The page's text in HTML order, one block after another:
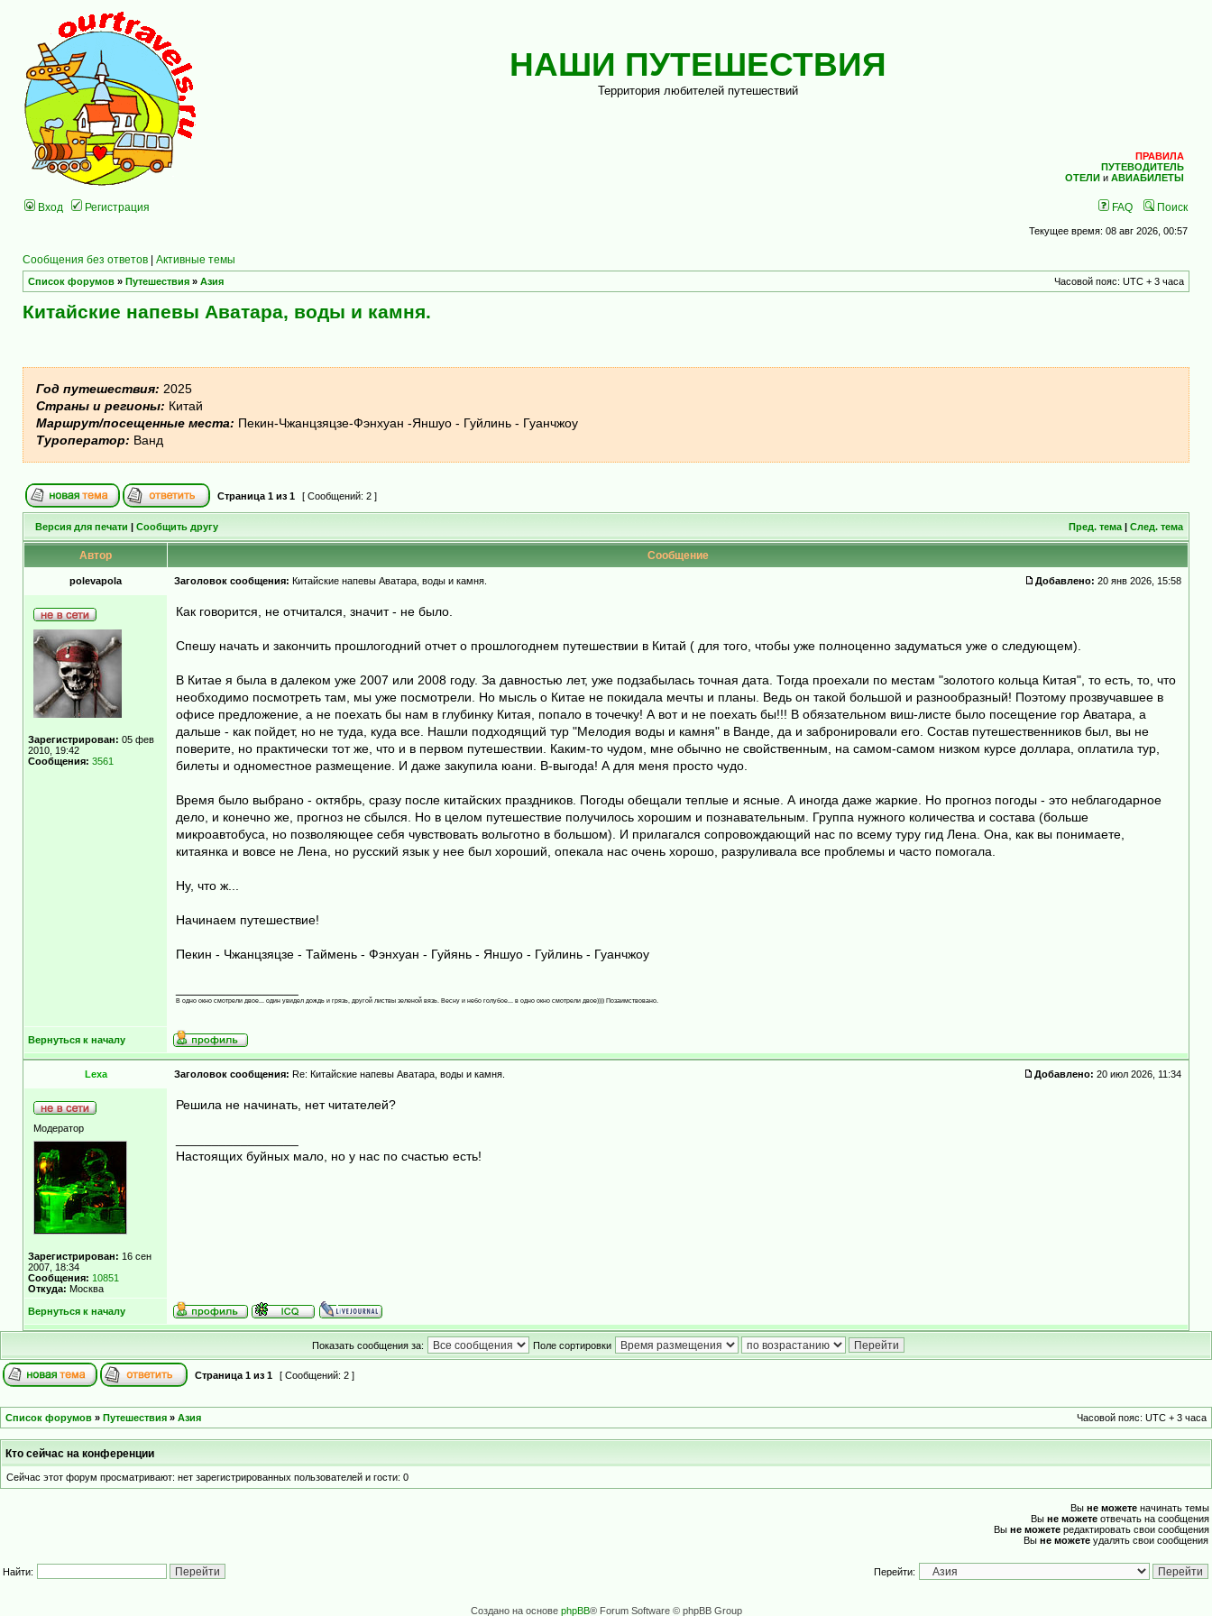
НАШИ ПУТЕШЕСТВИЯ
Территория любителей путешествий
ПРАВИЛА
ПУТЕВОДИТЕЛЬ
ОТЕЛИ и АВИАБИЛЕТЫ
Вход Регистрация FAQ Поиск
Текущее время: 08 авг 2026, 00:57
Сообщения без ответов | Активные темы
Список форумов » Путешествия » Азия Часовой пояс: UTC + 3 часа
Китайские напевы Аватара, воды и камня.
Год путешествия: 2025
Страны и регионы: Китай
Маршрут/посещенные места: Пекин-Чжанцзяцзе-Фэнхуан -Яншуо - Гуйлинь - Гуанчжоу
Туроператор: Ванд
Страница 1 из 1 [ Сообщений: 2 ]
Версия для печати | Сообщить другу Пред. тема | След. тема
Автор Сообщение
polevapola Заголовок сообщения: Китайские напевы Аватара, воды и камня. Добавлено: 20 янв 2026, 15:58
Зарегистрирован: 05 фев
2010, 19:42
Сообщения: 3561
Как говорится, не отчитался, значит - не было.
Спешу начать и закончить прошлогодний отчет о прошлогоднем путешествии в Китай ( для того, чтобы уже полноценно задуматься уже о следующем).
В Китае я была в далеком уже 2007 или 2008 году. За давностью лет, уже подзабылась точная дата. Тогда проехали по местам "золотого кольца Китая", то есть, то, что
необходимо посмотреть там, мы уже посмотрели. Но мысль о Китае не покидала мечты и планы. Ведь он такой большой и разнообразный! Поэтому прозвучавшее в
офисе предложение, а не поехать бы нам в глубинку Китая, попало в точечку! А вот и не поехать бы!!! В обязательном виш-листе было посещение гор Аватара, а
дальше - как пойдет, но не туда, куда все. Нашли подходящий тур "Мелодия воды и камня" в Ванде, да и забронировали его. Состав путешественников был, вы не
поверите, но практически тот же, что и в первом путешествии. Каким-то чудом, мне обычно не свойственным, на самом-самом низком курсе доллара, оплатила тур,
билеты и одноместное размещение. И даже закупила юани. В-выгода! А для меня просто чудо.
Время было выбрано - октябрь, сразу после китайских праздников. Погоды обещали теплые и ясные. А иногда даже жаркие. Но прогноз погоды - это неблагодарное
дело, и конечно же, прогноз не сбылся. Но в целом путешествие получилось хорошим и познавательным. Группа нужного количества и состава (больше
микроавтобуса, но позволяющее себя чувствовать вольготно в большом). И прилагался сопровождающий нас по всему туру гид Лена. Она, как вы понимаете,
китаянка и вовсе не Лена, но русский язык у нее был хороший, опекала нас очень хорошо, разруливала все проблемы и часто помогала.
Ну, что ж...
Начинаем путешествие!
Пекин - Чжанцзяцзе - Таймень - Фэнхуан - Гуйянь - Яншуо - Гуйлинь - Гуанчжоу
В одно окно смотрели двое... один увидел дождь и грязь, другой листвы зеленой вязь. Весну и небо голубое... в одно окно смотрели двое)))) Позаимствовано.
Вернуться к началу
Lexa Заголовок сообщения: Re: Китайские напевы Аватара, воды и камня. Добавлено: 20 июл 2026, 11:34
Модератор
Зарегистрирован: 16 сен
2007, 18:34
Сообщения: 10851
Откуда: Москва
Решила не начинать, нет читателей?
Настоящих буйных мало, но у нас по счастью есть!
Вернуться к началу
Показать сообщения за: Поле сортировки
Страница 1 из 1 [ Сообщений: 2 ]
Список форумов » Путешествия » Азия Часовой пояс: UTC + 3 часа
Кто сейчас на конференции
Сейчас этот форум просматривают: нет зарегистрированных пользователей и гости: 0
Вы не можете начинать темы
Вы не можете отвечать на сообщения
Вы не можете редактировать свои сообщения
Вы не можете удалять свои сообщения
Найти: Перейти:
Создано на основе phpBB® Forum Software © phpBB Group